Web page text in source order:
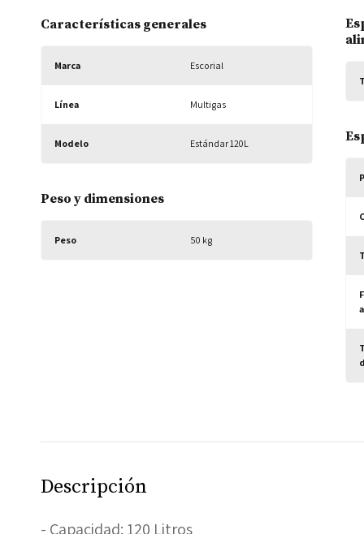
Características generales
Marca Escorial
Línea Multigas
Modelo Estándar 120L
Peso y dimensiones
Peso 50 kg
Descripción
- Capacidad: 120 Litros